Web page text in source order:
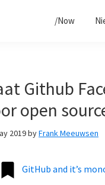
/Now
Github
open
2019byFrank Meeuwsen
GitHub and it’s